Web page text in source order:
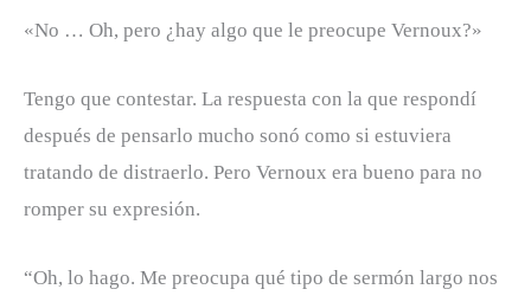
«No … Oh, pero ¿hay algo que le preocupe Vernoux?»
Tengo que contestar. La respuesta con la que respondí
después de pensarlo mucho sonó como si estuviera
tratando de distraerlo. Pero Vernoux era bueno para no
romper su expresión.
“Oh, lo hago. Me preocupa qué tipo de sermón largo nos